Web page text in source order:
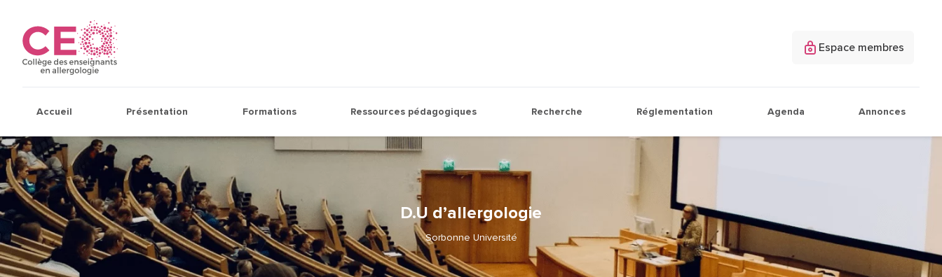
Espace membres
Accueil Présentation Formations Ressources pédagogiques Recherche Réglementation Agenda Annonces
D.U d’allergologie
Sorbonne Université